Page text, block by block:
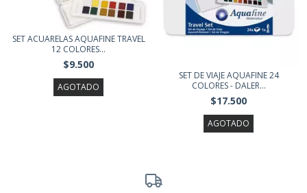
SET ACUARELAS AQUAFINE TRAVEL
12 COLORES...
$9.500
AGOTADO
SET DE VIAJE AQUAFINE 24
COLORES - DALER...
$17.500
AGOTADO